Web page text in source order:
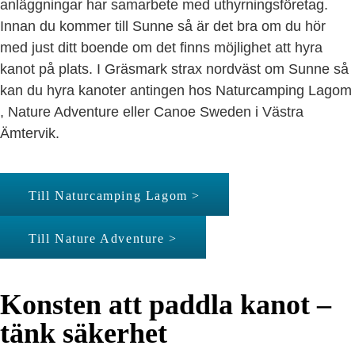
anläggningar har samarbete med uthyrningsföretag.
Innan du kommer till Sunne så är det bra om du hör
med just ditt boende om det finns möjlighet att hyra
kanot på plats. I Gräsmark strax nordväst om Sunne så
kan du hyra kanoter antingen hos Naturcamping Lagom
, Nature Adventure eller Canoe Sweden i Västra
Ämtervik.
Till Naturcamping Lagom >
Till Nature Adventure >
Konsten att paddla kanot –
tänk säkerhet